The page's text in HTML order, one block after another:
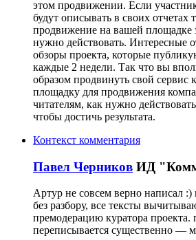
этом продвижении. Если
будут описывать в своих отчетах
продвижение на вашей площадке
нужно действовать. Интересные
обзоры проекта, которые
каждые 2 недели. Так что вы
образом продвинуть свой сервис
площадку для продвижения
читателям, как нужно
чтобы достичь результата.
Контекст комментария
Павел Черников ИД
Артур не совсем верно написал
без разбору, все тексты
премодерацию куратора проекта.
переписывается существенно —